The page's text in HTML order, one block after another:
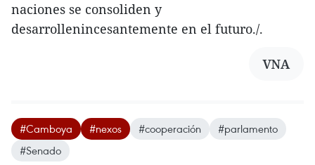
naciones se consoliden y
desarrollenincesantemente en el futuro./.
VNA
#Camboya #nexos #cooperación
#parlamento
#Senado